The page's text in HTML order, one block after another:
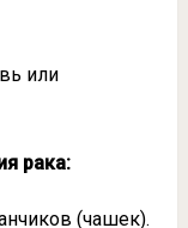
или
рака:
(чашек).